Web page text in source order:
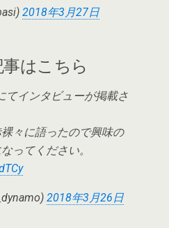
2018年3月27日
はこちら
てインタビューが掲載さ
々に語ったので興味の
ってください。
2018年3月26日